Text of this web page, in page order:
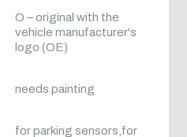
O – original with the
vehicle manufacturer's
logo (OE)
needs painting
for parking sensors,for